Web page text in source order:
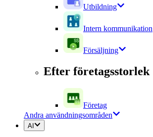
Utbildning
Intern kommunikation
Försäljning
Efter företagsstorlek
Företag
Andra användningsområden
AI